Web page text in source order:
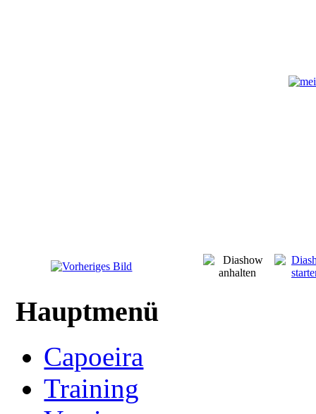
Hauptmenü
Capoeira
Training